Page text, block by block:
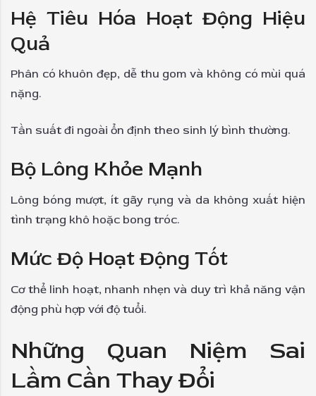
Hệ Tiêu Hóa Hoạt Động Hiệu
Quả
Phân có khuôn đẹp, dễ thu gom và không có mùi quá
nặng.
Tần suất đi ngoài ổn định theo sinh lý bình thường.
Bộ Lông Khỏe Mạnh
Lông bóng mượt, ít gãy rụng và da không xuất hiện
tình trạng khô hoặc bong tróc.
Mức Độ Hoạt Động Tốt
Cơ thể linh hoạt, nhanh nhẹn và duy trì khả năng vận
động phù hợp với độ tuổi.
Những Quan Niệm Sai
Lầm Cần Thay Đổi